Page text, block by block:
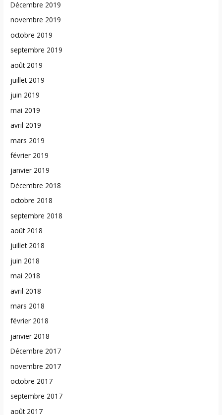
Décembre 2019
novembre 2019
octobre 2019
septembre 2019
août 2019
juillet 2019
juin 2019
mai 2019
avril 2019
mars 2019
février 2019
janvier 2019
Décembre 2018
octobre 2018
septembre 2018
août 2018
juillet 2018
juin 2018
mai 2018
avril 2018
mars 2018
février 2018
janvier 2018
Décembre 2017
novembre 2017
octobre 2017
septembre 2017
août 2017